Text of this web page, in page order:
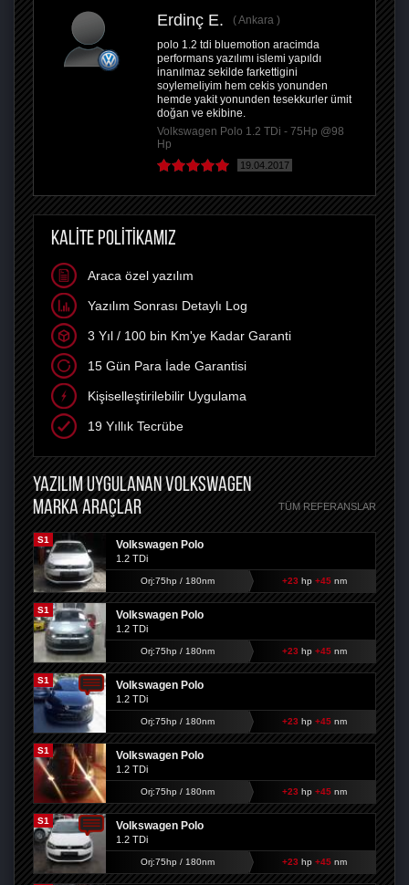
Erdinç E.
Ankara
polo 1.2 tdi bluemotion aracimda
performans yazılımı islemi yapıldı
inanılmaz sekilde farkettigini
soylemeliyim hem cekis yonunden
hemde yakit yonunden tesekkurler ümit
doğan ve ekibine.
Volkswagen Polo 1.2 TDi - 75Hp @98
Hp
19.04.2017
KALİTE POLİTİKAMIZ
Araca özel yazılım
Yazılım Sonrası Detaylı Log
3 Yıl / 100 bin Km'ye Kadar Garanti
15 Gün Para İade Garantisi
Kişiselleştirilebilir Uygulama
19 Yıllık Tecrübe
YAZILIM UYGULANAN VOLKSWAGEN
MARKA ARAÇLAR
TÜM REFERANSLAR
S1 Volkswagen Polo
1.2 TDi
Orj:75hp / 180nm +23 hp +45nm
S1 Volkswagen Polo
1.2 TDi
Orj:75hp / 180nm +23 hp +45nm
S1 Volkswagen Polo
1.2 TDi
Orj:75hp / 180nm +23 hp +45nm
S1 Volkswagen Polo
1.2 TDi
Orj:75hp / 180nm +23 hp +45nm
S1 Volkswagen Polo
1.2 TDi
Orj:75hp / 180nm +23 hp +45nm